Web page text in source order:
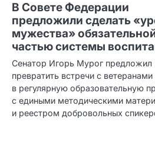
В Совете Федерации
предложили сделать
мужества»
частью системы
Сенатор Игорь Мурог предложил
превратить встречи с ветеранами
в регулярную образовательную
с едиными методическими
и реестром добровольных